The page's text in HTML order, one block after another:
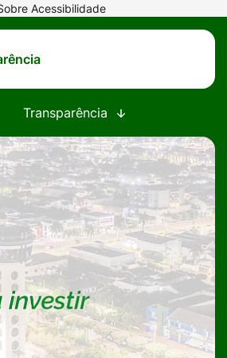
Acessibilidade
Transparência